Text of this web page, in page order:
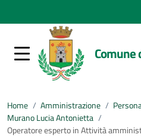
Comune
Home / Amministrazione /
Murano Lucia Antonietta /
Operatore esperto in Attività